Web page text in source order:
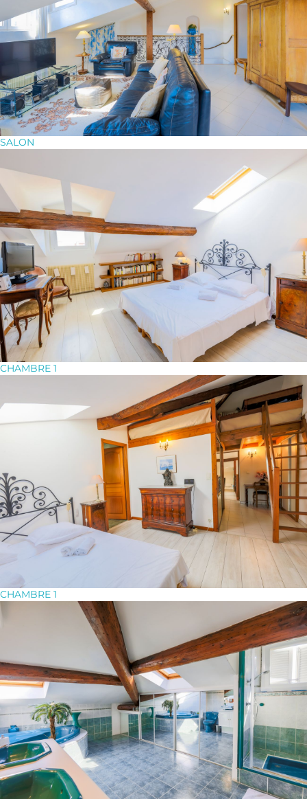
SALON
CHAMBRE 1
CHAMBRE 1